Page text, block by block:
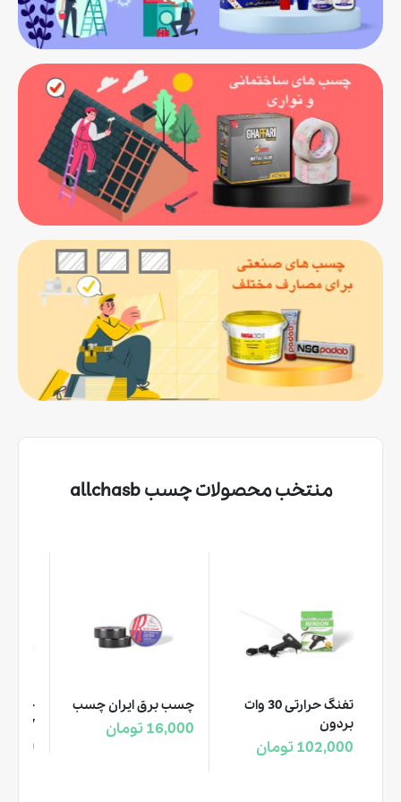
منتخب محصولات چسب allchasb
تفنگ حرارتی 30 وات
بردون
102,000 تومان
چسب برق ایران چسب
16,000 تومان 7سانتی جانسون
27,000